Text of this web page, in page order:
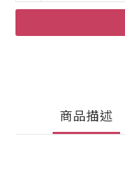
商品描述